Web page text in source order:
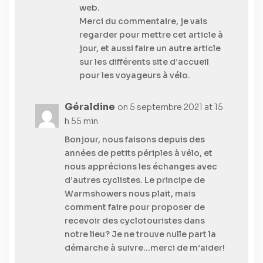
web.
Merci du commentaire, je vais
regarder pour mettre cet article à
jour, et aussi faire un autre article
sur les différents site d’accueil
pour les voyageurs à vélo.
Géraldine on 5 septembre 2021 at 15
h 55 min
Bonjour, nous faisons depuis des
années de petits périples à vélo, et
nous apprécions les échanges avec
d’autres cyclistes. Le principe de
Warmshowers nous plait, mais
comment faire pour proposer de
recevoir des cyclotouristes dans
notre lieu? Je ne trouve nulle part la
démarche à suivre…merci de m’aider!